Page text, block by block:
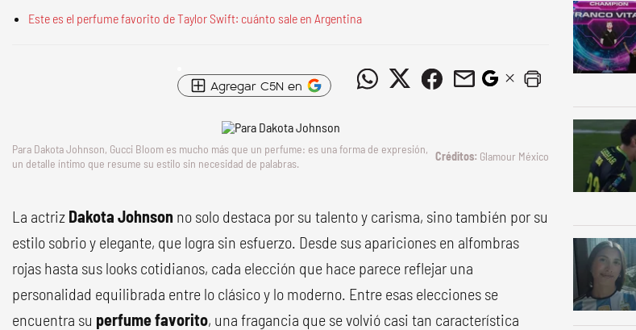
Este es el perfume favorito de Taylor Swift: cuánto sale en Argentina
Agregar C5N en
Para Dakota Johnson, Gucci Bloom es mucho más que un perfume: es una forma de expresión,
un detalle íntimo que resume su estilo sin necesidad de palabras.
Glamour México
La actriz Dakota Johnson no solo destaca por su talento y carisma, sino también por su
estilo sobrio y elegante, que logra sin esfuerzo. Desde sus apariciones en alfombras
rojas hasta sus looks cotidianos, cada elección que hace parece reflejar una
personalidad equilibrada entre lo clásico y lo moderno. Entre esas elecciones se
encuentra su perfume favorito, una fragancia que se volvió casi tan característica